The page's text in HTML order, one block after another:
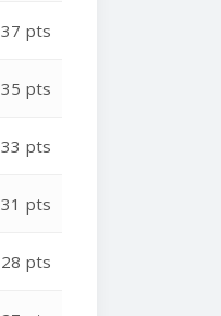
37 pts
35 pts
33 pts
31 pts
28 pts